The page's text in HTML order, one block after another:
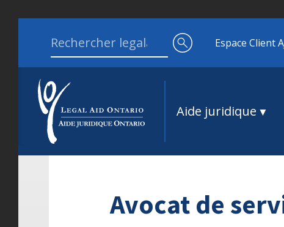
Search for:
Espace Client
Aide juridique
Avocat de